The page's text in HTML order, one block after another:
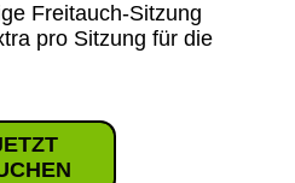
Freitauch-Sitzung
pro Sitzung für die